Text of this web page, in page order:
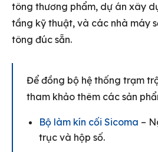
tông thương phẩm, dự án xây
tầng kỹ thuật, và các nhà máy
tông đúc sẵn.
Để đồng bộ hệ thống trạm
tham khảo thêm các sản
Bộ làm kín cối Sicoma –
trục và hộp số.